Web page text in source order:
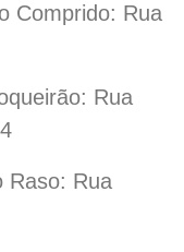
Comprido: Rua
Rua
Raso: Rua